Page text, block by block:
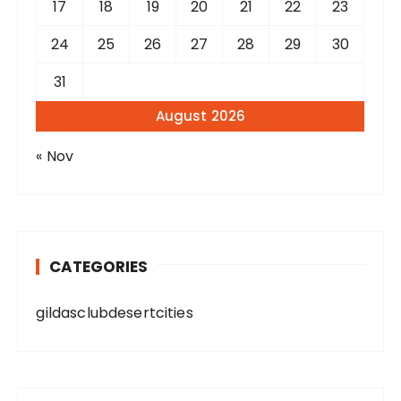
August 2026
17
18 19 20 21 22
23
24
25 26 27 28 29
30
31
« Nov
CATEGORIES
gildasclubdesertcities